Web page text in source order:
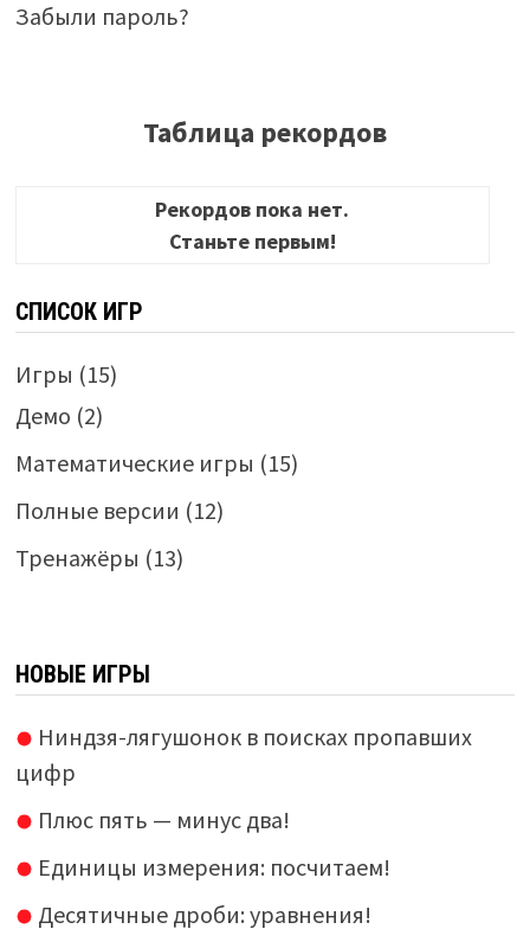
Забыли пароль?
Таблица рекордов
Рекордов пока нет.
Станьте первым!
СПИСОК ИГР
Игры (15)
Демо (2)
Математические игры (15)
Полные версии (12)
Тренажёры (13)
НОВЫЕ ИГРЫ
Ниндзя-лягушонок в поисках пропавших
цифр
Плюс пять — минус два!
Единицы измерения: посчитаем!
Десятичные дроби: уравнения!